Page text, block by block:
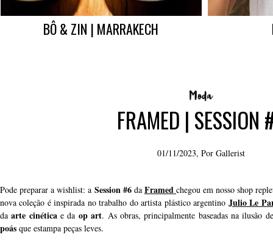
BÔ & ZIN | MARRAKECH
FRAMED | SESSION
01/11/2023, Por Gallerist
Pode preparar a wishlist: a Session #6da Framed chegou em nosso shop
nova coleção é inspirada no trabalho do artista plástico argentino Julio Le
daarte cinéticae da op art. As obras, principalmente baseadas na ilusão
poás que estampa peças leves.